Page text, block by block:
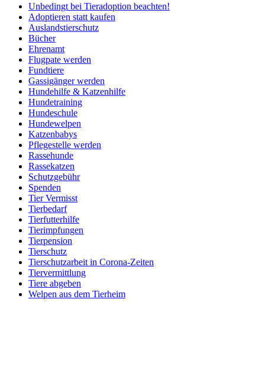
Unbedingt bei Tieradoption beachten!
Adoptieren statt kaufen
Auslandstierschutz
Bücher
Ehrenamt
Flugpate werden
Fundtiere
Gassigänger werden
Hundehilfe & Katzenhilfe
Hundetraining
Hundeschule
Hundewelpen
Katzenbabys
Pflegestelle werden
Rassehunde
Rassekatzen
Schutzgebühr
Spenden
Tier Vermisst
Tierbedarf
Tierfutterhilfe
Tierimpfungen
Tierpension
Tierschutz
Tierschutzarbeit in Corona-Zeiten
Tiervermittlung
Tiere abgeben
Welpen aus dem Tierheim